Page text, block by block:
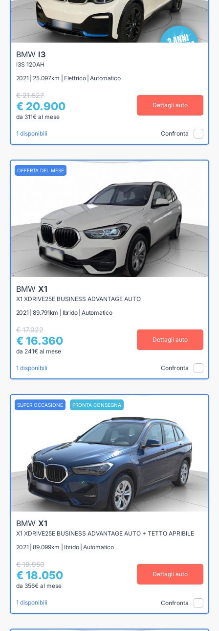
BMW I3
I3S 120AH
2021 | 25.097km | Elettrico | Automatico
€ 21.527
€ 20.900
da 311€ al mese
Dettagli auto
1 disponibili Confronta
OFFERTA DEL MESE
BMW X1
X1 XDRIVE25E BUSINESS ADVANTAGE AUTO
2021 | 89.791km | Ibrido | Automatico
€ 17.922
€ 16.360
da 241€ al mese
Dettagli auto
1 disponibili Confronta
SUPER OCCASIONE PRONTA CONSEGNA
BMW X1
X1 XDRIVE25E BUSINESS ADVANTAGE AUTO + TETTO APRIBILE
2021 | 89.099km | Ibrido | Automatico
€ 19.950
€ 18.050
da 356€ al mese
Dettagli auto
1 disponibili Confronta